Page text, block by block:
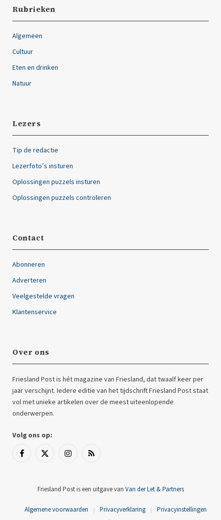
Rubrieken
Algemeen
Cultuur
Eten en drinken
Natuur
Lezers
Tip de redactie
Lezerfoto’s insturen
Oplossingen puzzels insturen
Oplossingen puzzels controleren
Contact
Abonneren
Adverteren
Veelgestelde vragen
Klantenservice
Over ons
Friesland Post is hét magazine van Friesland, dat twaalf keer per
jaar verschijnt. Iedere editie van het tijdschrift Friesland Post staat
vol met unieke artikelen over de meest uiteenlopende
onderwerpen.
Volg ons op:
Facebook
X
InstagramRSS
Friesland Post is een uitgave van Van der Let & Partners
Algemene voorwaarden Privacyverklaring
Privacyinstellingen